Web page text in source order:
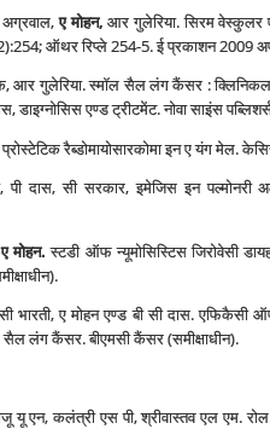
ए मोहन,आर गुलेरिया. सिरम वेस्‍कुलर
ऑथर रिप्‍ले 254-5. ई प्रकाशन 2009
आर गुलेरिया. स्‍मॉल सैल लंग कैंसर : क्लिनिकल
डाइग्‍नोसिस एण्‍ड ट्रीटमेंट. नोवा साइंस
रैब्‍डोमायोसारकोमा इन ए यंग मेल.
पी दास, सी सरकार, इमेजिस इन पल्‍मोनरी
ए मोहन.स्‍टडी ऑफ न्‍यूमोसिस्टिस जिरोवेसी
ए मोहन एण्‍ड बी सी दास. एफिकैसी
सैल लंग कैंसर. बीएमसी कैंसर (समीक्षाधीन).
यू एन, कलंत्री एस पी, श्रीवास्‍तव एल एम.